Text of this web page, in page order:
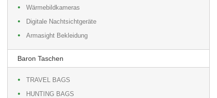
Wärmebildkameras
Digitale Nachtsichtgeräte
Armasight Bekleidung
Baron Taschen
TRAVEL BAGS
HUNTING BAGS